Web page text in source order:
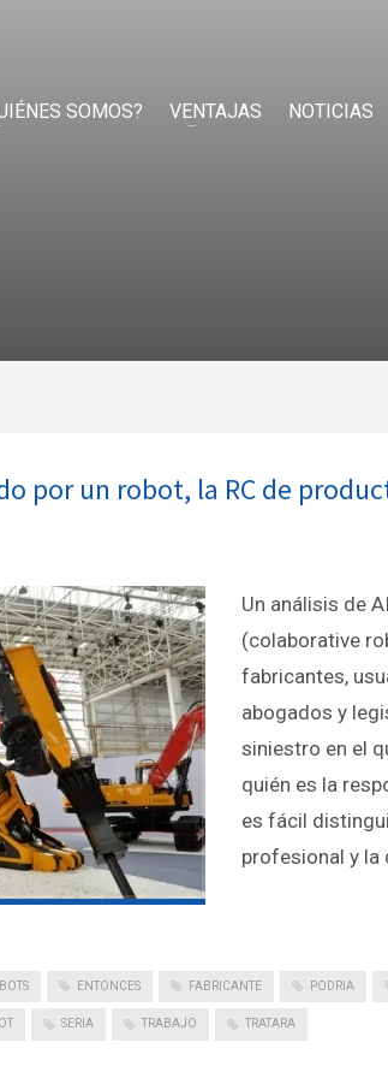
SOMOS? VENTAJAS NOTICIAS
por un robot, la RC de
Un análisis de
(colaborative
fabricantes,
abogados y
siniestro en el
quién es la
es fácil
profesional y la
ENTONCES FABRICANTE PODRIA
SERIA TRABAJO TRATARA